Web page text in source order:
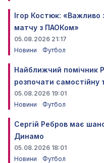
Ігор Костюк: «Важливо
матчу з ПАОКом»
05.08.2026 21:17
Новини
Футбол
Найближчий помічник
розпочати самостійну
05.08.2026 19:01
Новини
Футбол
Сергій Ребров має
Динамо
05.08.2026 18:01
Новини
Футбол